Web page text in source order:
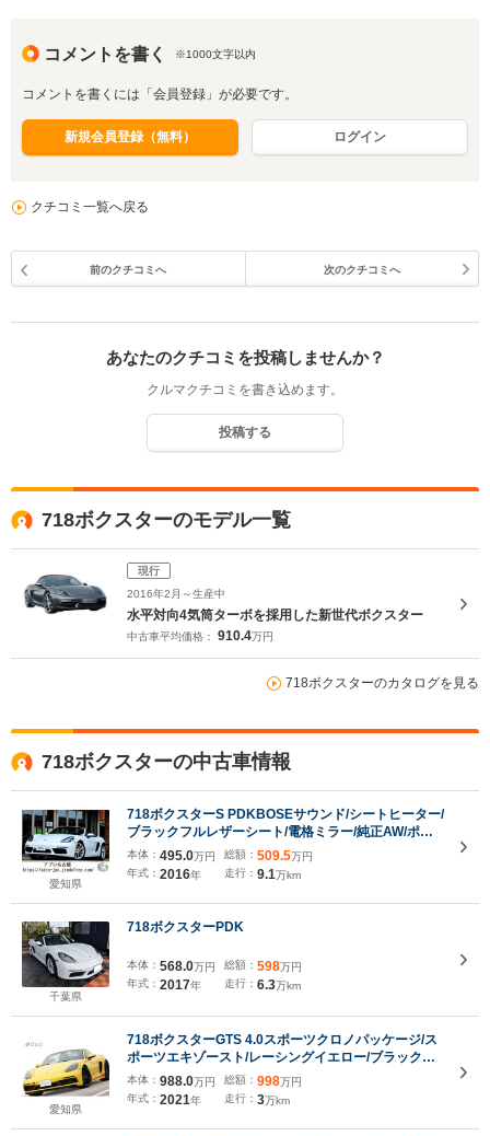
コメントを書く ※1000文字以内
コメントを書くには「会員登録」が必要です。
新規会員登録（無料） ログイン
クチコミ一覧へ戻る
前のクチコミへ 次のクチコミへ
あなたのクチコミを投稿しませんか？
クルマクチコミを書き込めます。
投稿する
718ボクスターのモデル一覧
現行
2016年2月～生産中
水平対向4気筒ターボを採用した新世代ボクスター
中古車平均価格： 910.4万円
718ボクスターのカタログを見る
718ボクスターの中古車情報
愛知県
718ボクスターS PDKBOSEサウンド/シートヒーター/
ブラックフルレザーシート/電格ミラー/純正AW/ポル
シェクレスト/レッドキャリパー/ETC/ブラックアイ/パ
ドルシフト
本体： 495.0万円
年式： 2016年
総額： 509.5万円
走行： 9.1万km
千葉県
718ボクスターPDK
本体： 568.0万円
年式： 2017年
総額： 598万円
走行： 6.3万km
愛知県
718ボクスターGTS 4.0スポーツクロノパッケージ/ス
ポーツエキゾースト/レーシングイエロー/ブラックハ
ーフレザーシート/PDLS付きヘッドライト/車高調KW
V3inox-line for 718boxster/ハイグロスブラックロー
ルオーバーバー/クラッチ交換
本体： 988.0万円
年式： 2021年
総額： 998万円
走行： 3万km